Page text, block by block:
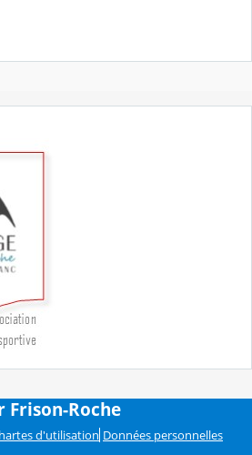
Frison-Roche
d'utilisation Données personnelles